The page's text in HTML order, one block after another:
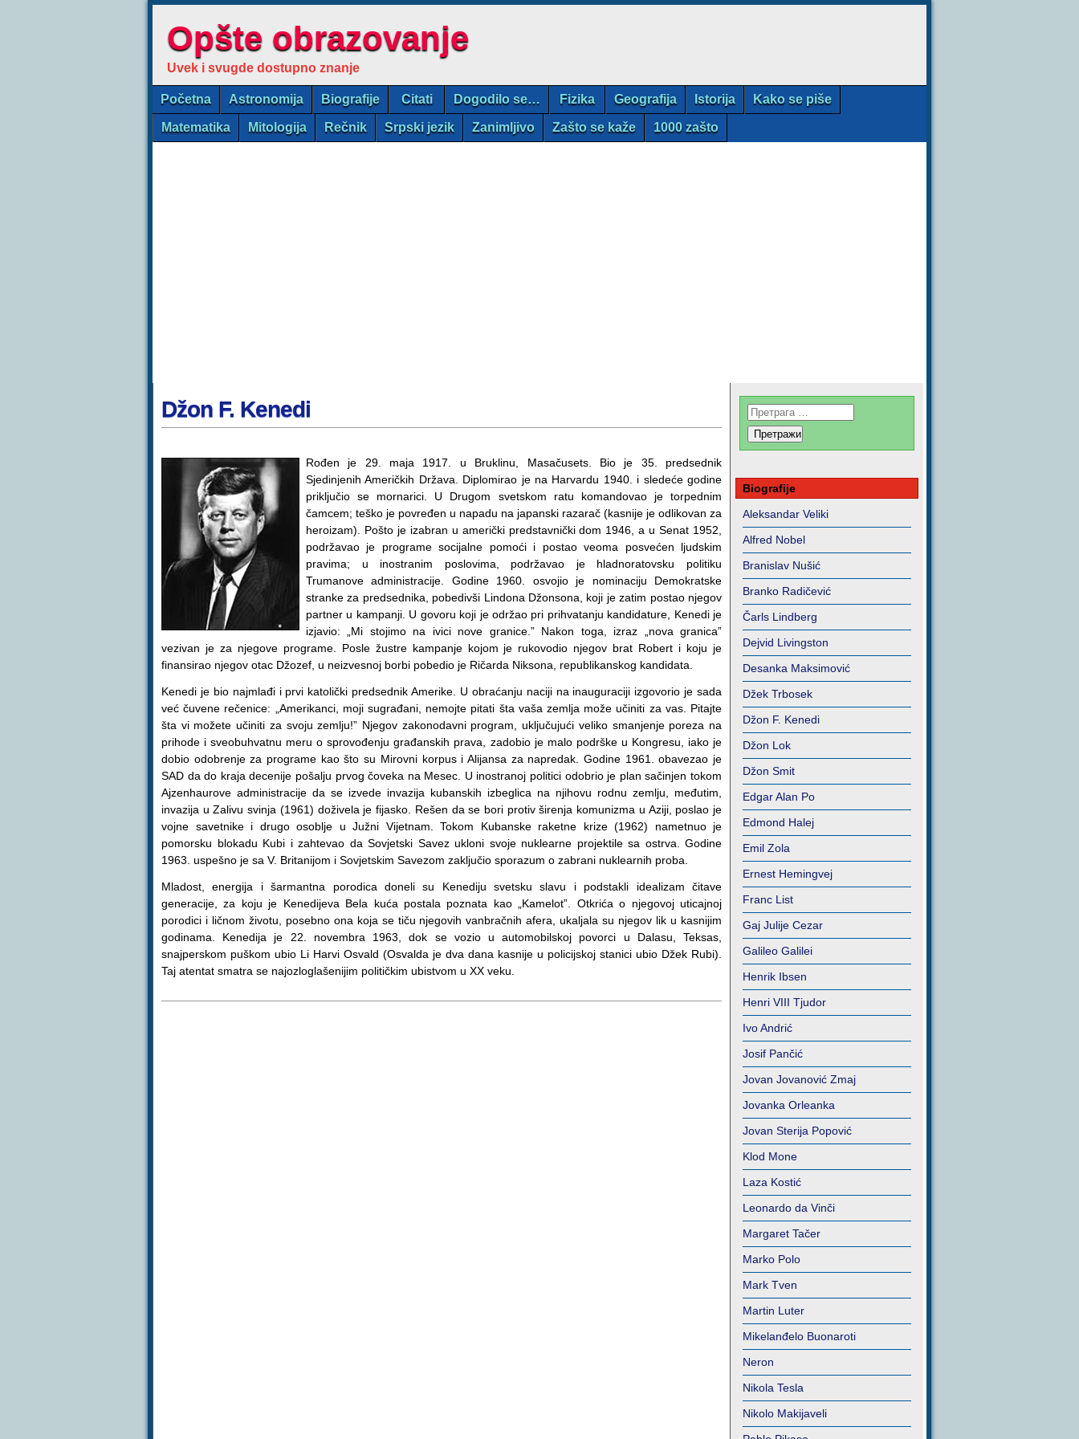
Opšte obrazovanje
Uvek i svugde dostupno znanje
Početna Astronomija Biografije Citati Dogodilo se… Fizika Geografija Istorija Kako se piše
Matematika Mitologija Rečnik Srpski jezik Zanimljivo Zašto se kaže 1000 zašto
Džon F. Kenedi
Rođen je 29. maja 1917. u Bruklinu, Masačusets. Bio je 35. predsednik
Sjedinjenih Američkih Država. Diplomirao je na Harvardu 1940. i sledeće godine
priključio se mornarici. U Drugom svetskom ratu komandovao je torpednim
čamcem; teško je povređen u napadu na japanski razarač (kasnije je odlikovan za
heroizam). Pošto je izabran u američki predstavnički dom 1946, a u Senat 1952,
podržavao je programe socijalne pomoći i postao veoma posvećen ljudskim
pravima; u inostranim poslovima, podržavao je hladnoratovsku politiku
Trumanove administracije. Godine 1960. osvojio je nominaciju Demokratske
stranke za predsednika, pobedivši Lindona Džonsona, koji je zatim postao njegov
partner u kampanji. U govoru koji je održao pri prihvatanju kandidature, Kenedi je
izjavio: „Mi stojimo na ivici nove granice.” Nakon toga, izraz „nova granica”
vezivan je za njegove programe. Posle žustre kampanje kojom je rukovodio njegov brat Robert i koju je
finansirao njegov otac Džozef, u neizvesnoj borbi pobedio je Ričarda Niksona, republikanskog kandidata.
Kenedi je bio najmlađi i prvi katolički predsednik Amerike. U obraćanju naciji na inauguraciji izgovorio je sada
već čuvene rečenice: „Amerikanci, moji sugrađani, nemojte pitati šta vaša zemlja može učiniti za vas. Pitajte
šta vi možete učiniti za svoju zemlju!” Njegov zakonodavni program, uključujući veliko smanjenje poreza na
prihode i sveobuhvatnu meru o sprovođenju građanskih prava, zadobio je malo podrške u Kongresu, iako je
dobio odobrenje za programe kao što su Mirovni korpus i Alijansa za napredak. Godine 1961. obavezao je
SAD da do kraja decenije pošalju prvog čoveka na Mesec. U inostranoj politici odobrio je plan sačinjen tokom
Ajzenhaurove administracije da se izvede invazija kubanskih izbeglica na njihovu rodnu zemlju, međutim,
invazija u Zalivu svinja (1961) doživela je fijasko. Rešen da se bori protiv širenja komunizma u Aziji, poslao je
vojne savetnike i drugo osoblje u Južni Vijetnam. Tokom Kubanske raketne krize (1962) nametnuo je
pomorsku blokadu Kubi i zahtevao da Sovjetski Savez ukloni svoje nuklearne projektile sa ostrva. Godine
1963. uspešno je sa V. Britanijom i Sovjetskim Savezom zaključio sporazum o zabrani nuklearnih proba.
Mladost, energija i šarmantna porodica doneli su Kenediju svetsku slavu i podstakli idealizam čitave
generacije, za koju je Kenedijeva Bela kuća postala poznata kao „Kamelot”. Otkrića o njegovoj uticajnoj
porodici i ličnom životu, posebno ona koja se tiču njegovih vanbračnih afera, ukaljala su njegov lik u kasnijim
godinama. Kenedija je 22. novembra 1963, dok se vozio u automobilskoj povorci u Dalasu, Teksas,
snajperskom puškom ubio Li Harvi Osvald (Osvalda je dva dana kasnije u policijskoj stanici ubio Džek Rubi).
Taj atentat smatra se najozloglašenijim političkim ubistvom u XX veku.
Biografije
Aleksandar Veliki
Alfred Nobel
Branislav Nušić
Branko Radičević
Čarls Lindberg
Dejvid Livingston
Desanka Maksimović
Džek Trbosek
Džon F. Kenedi
Džon Lok
Džon Smit
Edgar Alan Po
Edmond Halej
Emil Zola
Ernest Hemingvej
Franc List
Gaj Julije Cezar
Galileo Galilei
Henrik Ibsen
Henri VIII Tjudor
Ivo Andrić
Josif Pančić
Jovan Jovanović Zmaj
Jovanka Orleanka
Jovan Sterija Popović
Klod Mone
Laza Kostić
Leonardo da Vinči
Margaret Tačer
Marko Polo
Mark Tven
Martin Luter
Mikelanđelo Buonaroti
Neron
Nikola Tesla
Nikolo Makijaveli